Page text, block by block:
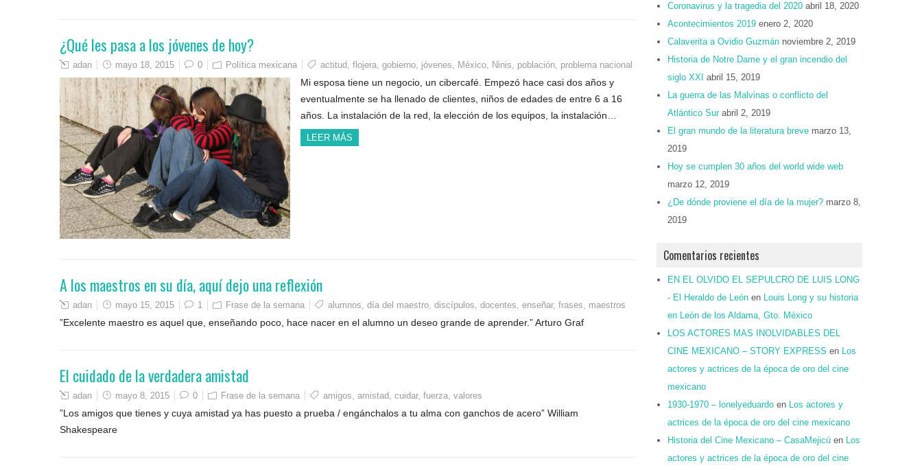
¿Qué les pasa a los jóvenes de hoy?
adan mayo 18, 2015 0 Política mexicana actitud, flojera, gobierno, jóvenes, México, Ninis, población, problema nacional
Mi esposa tiene un negocio, un cibercafé. Empezó hace casi dos años y
eventualmente se ha llenado de clientes, niños de edades de entre 6 a 16
años. La instalación de la red, la elección de los equipos, la instalación…
LEER MÁS
A los maestros en su día, aquí dejo una reflexión
adan mayo 15, 2015 1 Frase de la semana alumnos día del maestro discípulos docentes enseñar, frases maestros
”Excelente maestro es aquel que, enseñando poco, hace nacer en el alumno un deseo grande de aprender.” Arturo Graf
El cuidado de la verdadera amistad
adan mayo 8, 2015 0 Frase de la semana amigos amistad cuidar, fuerza valores
”Los amigos que tienes y cuya amistad ya has puesto a prueba / engánchalos a tu alma con ganchos de acero” William
Shakespeare
Coronavirus y la tragedia del 2020 abril 18, 2020
Acontecimientos 2019 enero 2, 2020
Calaverita a Ovidio Guzmán noviembre 2, 2019
Historia de Notre Dame y el gran incendio del
siglo XXI abril 15, 2019
La guerra de las Malvinas o conflicto del
Atlántico Sur abril 2, 2019
El gran mundo de la literatura breve marzo 13,
2019
Hoy se cumplen 30 años del world wide web
marzo 12, 2019
¿De dónde proviene el día de la mujer? marzo 8,
2019
Comentarios recientes
EN EL OLVIDO EL SEPULCRO DE LUIS LONG
- El Heraldo de León en Louis Long y su historia
en León de los Aldama, Gto. México
LOS ACTORES MAS INOLVIDABLES DEL
CINE MEXICANO – STORY EXPRESS en Los
actores y actrices de la época de oro del cine
mexicano
1930-1970 – lonelyeduardo en Los actores y
actrices de la época de oro del cine mexicano
Historia del Cine Mexicano – CasaMejicú en Los
actores y actrices de la época de oro del cine